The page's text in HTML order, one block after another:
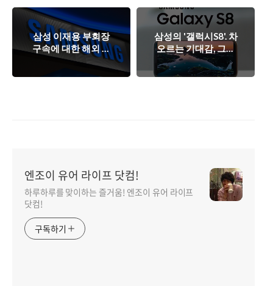
삼성 이재용 부회장
구속에 대한 해외 언
론(외신) 반응/평가.
스마트폰 시장에 영
삼성의 '갤럭시S8'. 차
오르는 기대감, 그러
나 한편으론 아쉬움.
엔조이 유어 라이프 닷컴!
하루하루를 맞이하는 즐거움! 엔조이 유어 라이프
닷컴!
구독하기